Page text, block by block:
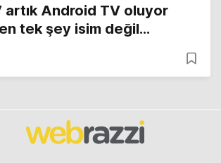
artık Android TV oluyor
tek şey isim değil…